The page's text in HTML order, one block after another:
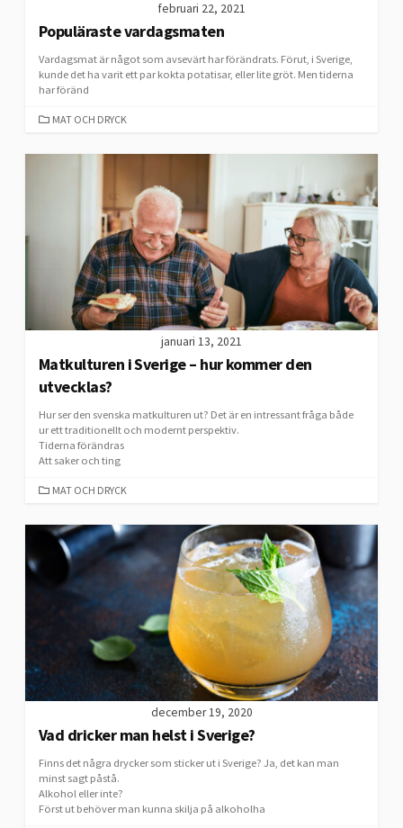
februari 22, 2021
Populäraste vardagsmaten
Vardagsmat är något som avsevärt har förändrats. Förut, i Sverige,
kunde det ha varit ett par kokta potatisar, eller lite gröt. Men tiderna
har föränd
CATEGORIES
MAT OCH DRYCK
januari 13, 2021
Matkulturen i Sverige – hur kommer den
utvecklas?
Hur ser den svenska matkulturen ut? Det är en intressant fråga både
ur ett traditionellt och modernt perspektiv.
Tiderna förändras
Att saker och ting
CATEGORIES
MAT OCH DRYCK
december 19, 2020
Vad dricker man helst i Sverige?
Finns det några drycker som sticker ut i Sverige? Ja, det kan man
minst sagt påstå.
Alkohol eller inte?
Först ut behöver man kunna skilja på alkoholha